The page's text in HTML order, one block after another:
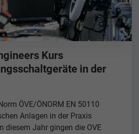
Kurs
in der
ÖVE/ÖNORM EN 50110
Anlagen in der Praxis
diesem Jahr gingen die OVE